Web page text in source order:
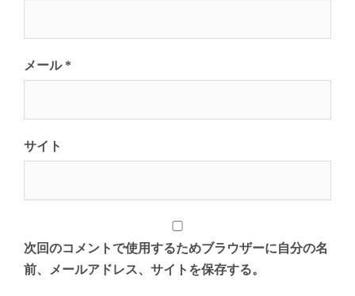
メール *
サイト
次回のコメントで使用するためブラウザーに自分の名
前、メールアドレス、サイトを保存する。